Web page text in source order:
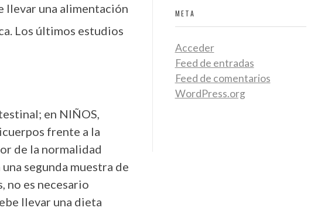
llevar una alimentación
Los últimos estudios
en NIÑOS,
frente a la
de la normalidad
segunda muestra de
no es necesario
llevar una dieta
META
Acceder
Feed de entradas
Feed de comentarios
WordPress.org